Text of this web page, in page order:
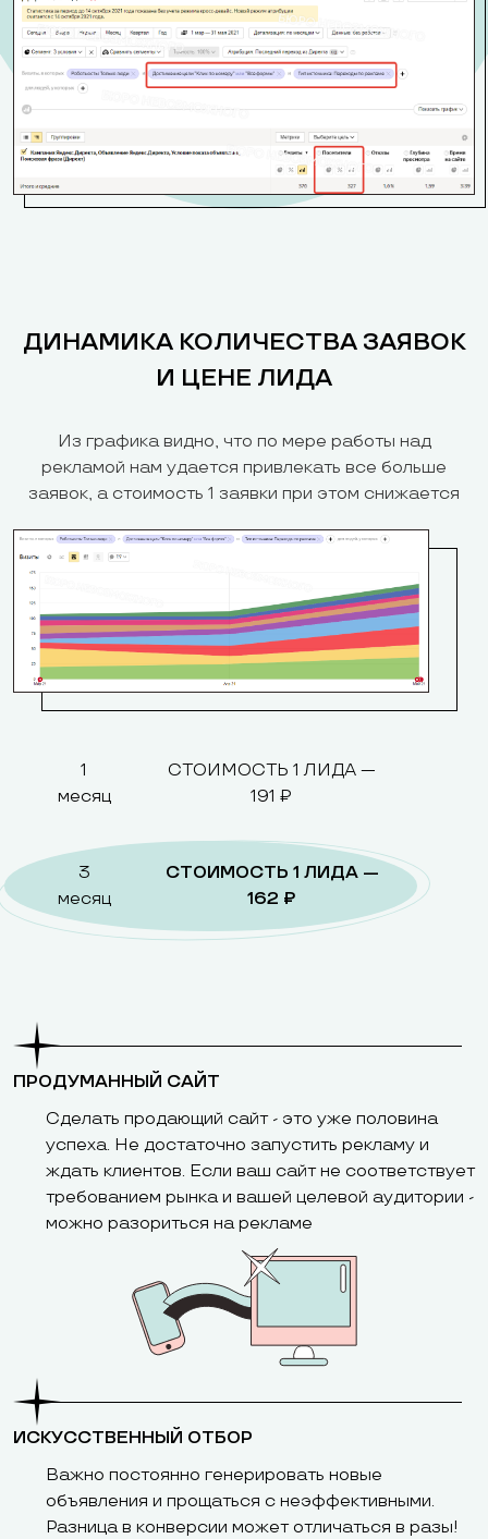
ДИНАМИКА КОЛИЧЕСТВА ЗАЯВОК
И ЦЕНЕ ЛИДА
Из графика видно, что по мере работы над
рекламой нам удается привлекать все больше
заявок, а стоимость 1 заявки при этом снижается
1
месяц
СТОИМОСТЬ 1 ЛИДА —
191 ₽
3
месяц
СТОИМОСТЬ 1 ЛИДА —
162 ₽
ПРОДУМАННЫЙ САЙТ
Сделать продающий сайт - это уже половина
успеха. Не достаточно запустить рекламу и
ждать клиентов. Если ваш сайт не соответствует
требованием рынка и вашей целевой аудитории -
можно разориться на рекламе
ИСКУССТВЕННЫЙ ОТБОР
Важно постоянно генерировать новые
объявления и прощаться с неэффективными.
Разница в конверсии может отличаться в разы!